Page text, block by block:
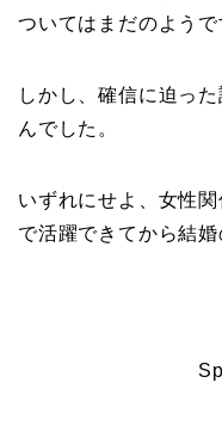
ついてはまだのようで
しかし、確信に迫っ
んでした。
いずれにせよ、女性
で活躍できてから結